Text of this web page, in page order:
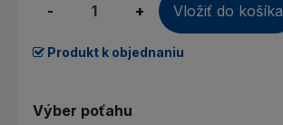
-
+ Vložiť do košíka
Produkt k objednaniu
Výber poťahu